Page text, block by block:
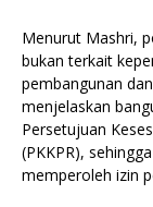
Menurut Mashri,
bukan terkait
pembangunan
menjelaskan
Persetujuan
(PKKPR),
memperoleh izin